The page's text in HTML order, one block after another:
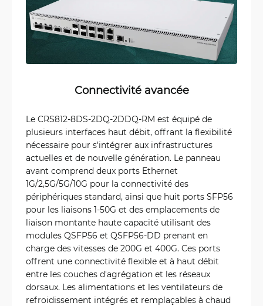
Connectivité avancée
Le CRS812-8DS-2DQ-2DDQ-RM est équipé de
plusieurs interfaces haut débit, offrant la flexibilité
nécessaire pour s'intégrer aux infrastructures
actuelles et de nouvelle génération. Le panneau
avant comprend deux ports Ethernet
1G/2,5G/5G/10G pour la connectivité des
périphériques standard, ainsi que huit ports SFP56
pour les liaisons 1-50G et des emplacements de
liaison montante haute capacité utilisant des
modules QSFP56 et QSFP56-DD prenant en
charge des vitesses de 200G et 400G. Ces ports
offrent une connectivité flexible et à haut débit
entre les couches d'agrégation et les réseaux
dorsaux. Les alimentations et les ventilateurs de
refroidissement intégrés et remplaçables à chaud